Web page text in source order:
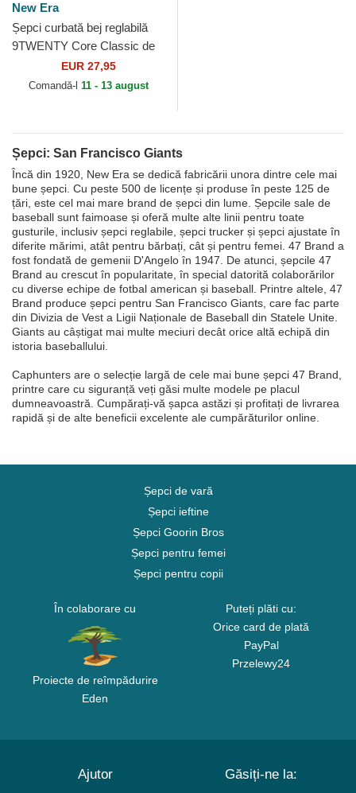
New Era
Șepci curbată bej reglabilă
9TWENTY Core Classic de
San Francisco Giants MLB
de New Era
EUR 27,95
Comandă-l 11 - 13 august
Șepci: San Francisco Giants
Încă din 1920, New Era se dedică fabricării unora dintre cele mai
bune șepci. Cu peste 500 de licențe și produse în peste 125 de
țări, este cel mai mare brand de șepci din lume. Șepcile sale de
baseball sunt faimoase și oferă multe alte linii pentru toate
gusturile, inclusiv șepci reglabile, șepci trucker și șepci ajustate în
diferite mărimi, atât pentru bărbați, cât și pentru femei. 47 Brand a
fost fondată de gemenii D'Angelo în 1947. De atunci, șepcile 47
Brand au crescut în popularitate, în special datorită colaborărilor
cu diverse echipe de fotbal american și baseball. Printre altele, 47
Brand produce șepci pentru San Francisco Giants, care fac parte
din Divizia de Vest a Ligii Naționale de Baseball din Statele Unite.
Giants au câștigat mai multe meciuri decât orice altă echipă din
istoria baseballului.
Caphunters are o selecție largă de cele mai bune șepci 47 Brand,
printre care cu siguranță veți găsi multe modele pe placul
dumneavoastră. Cumpărați-vă șapca astăzi și profitați de livrarea
rapidă și de alte beneficii excelente ale cumpărăturilor online.
Șepci de vară
Șepci ieftine
Șepci Goorin Bros
Șepci pentru femei
Șepci pentru copii
În colaborare cu
Proiecte de reîmpădurire
Eden
Puteți plăti cu:
Orice card de plată
PayPal
Przelewy24
Ajutor Găsiți-ne la: